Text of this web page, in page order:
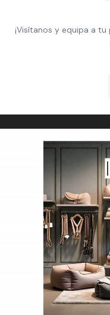
¡Visítanos y equipa a